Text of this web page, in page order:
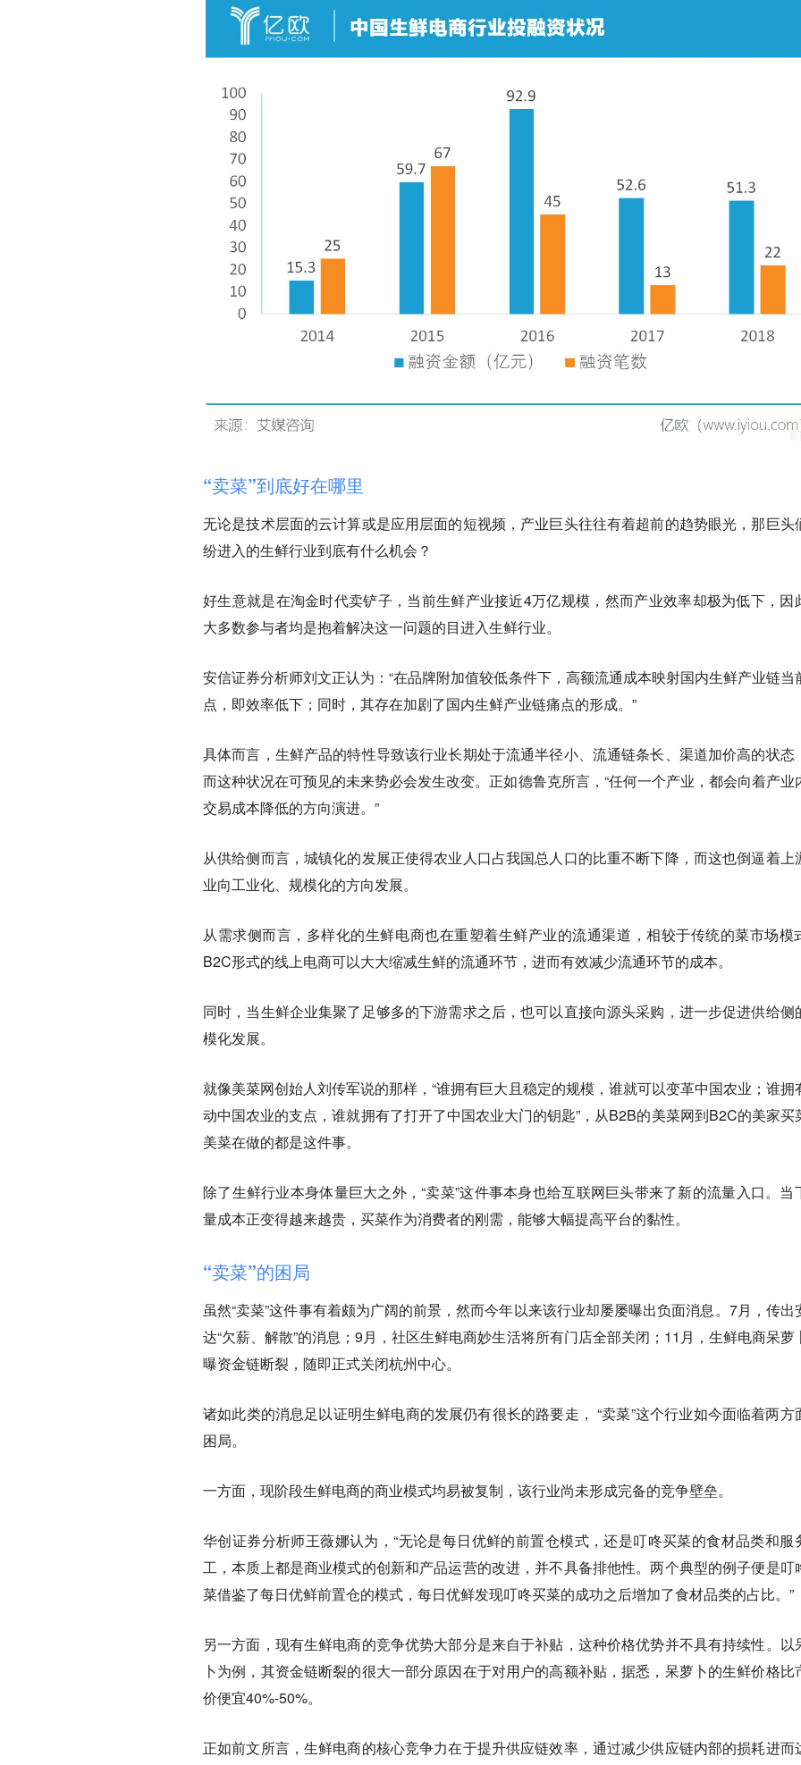
“卖菜”到底好在哪里
无论是技术层面的云计算或是应用层面的短视频，产业巨头往往有着超前的趋势眼光，那巨头
纷进入的生鲜行业到底有什么机会？
好生意就是在淘金时代卖铲子，当前生鲜产业接近4万亿规模，然而产业效率却极为低下，因
大多数参与者均是抱着解决这一问题的目进入生鲜行业。
安信证券分析师刘文正认为：“在品牌附加值较低条件下，高额流通成本映射国内生鲜产业链当
点，即效率低下；同时，其存在加剧了国内生鲜产业链痛点的形成。”
具体而言，生鲜产品的特性导致该行业长期处于流通半径小、流通链条长、渠道加价高的状态
而这种状况在可预见的未来势必会发生改变。正如德鲁克所言，“任何一个产业，都会向着产业
交易成本降低的方向演进。”
从供给侧而言，城镇化的发展正使得农业人口占我国总人口的比重不断下降，而这也倒逼着上
业向工业化、规模化的方向发展。
从需求侧而言，多样化的生鲜电商也在重塑着生鲜产业的流通渠道，相较于传统的菜市场模
B2C形式的线上电商可以大大缩减生鲜的流通环节，进而有效减少流通环节的成本。
同时，当生鲜企业集聚了足够多的下游需求之后，也可以直接向源头采购，进一步促进供给侧
模化发展。
就像美菜网创始人刘传军说的那样，“谁拥有巨大且稳定的规模，谁就可以变革中国农业；谁拥
动中国农业的支点，谁就拥有了打开了中国农业大门的钥匙”，从B2B的美菜网到B2C的美家买
美菜在做的都是这件事。
除了生鲜行业本身体量巨大之外，“卖菜”这件事本身也给互联网巨头带来了新的流量入口。当
量成本正变得越来越贵，买菜作为消费者的刚需，能够大幅提高平台的黏性。
“卖菜”的困局
虽然“卖菜”这件事有着颇为广阔的前景，然而今年以来该行业却屡屡曝出负面消息。7月，传出
达“欠薪、解散”的消息；9月，社区生鲜电商妙生活将所有门店全部关闭；11月，生鲜电商呆萝
曝资金链断裂，随即正式关闭杭州中心。
诸如此类的消息足以证明生鲜电商的发展仍有很长的路要走， “卖菜”这个行业如今面临着两方
困局。
一方面，现阶段生鲜电商的商业模式均易被复制，该行业尚未形成完备的竞争壁垒。
华创证券分析师王薇娜认为，“无论是每日优鲜的前置仓模式，还是叮咚买菜的食材品类和服
工，本质上都是商业模式的创新和产品运营的改进，并不具备排他性。两个典型的例子便是叮
菜借鉴了每日优鲜前置仓的模式，每日优鲜发现叮咚买菜的成功之后增加了食材品类的占比。”
另一方面，现有生鲜电商的竞争优势大部分是来自于补贴，这种价格优势并不具有持续性。以
卜为例，其资金链断裂的很大一部分原因在于对用户的高额补贴，据悉，呆萝卜的生鲜价格比
价便宜40%-50%。
正如前文所言，生鲜电商的核心竞争力在于提升供应链效率，通过减少供应链内部的损耗进而